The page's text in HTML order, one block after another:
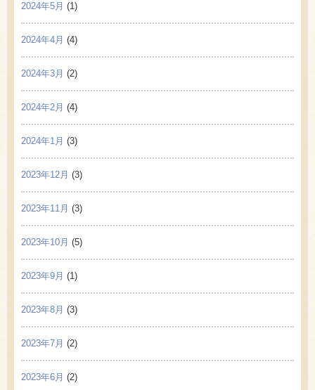
2024年5月 (1)
2024年4月 (4)
2024年3月 (2)
2024年2月 (4)
2024年1月 (3)
2023年12月 (3)
2023年11月 (3)
2023年10月 (5)
2023年9月 (1)
2023年8月 (3)
2023年7月 (2)
2023年6月 (2)